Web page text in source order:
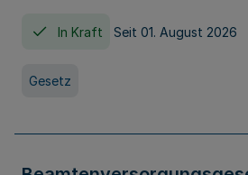
In Kraft Seit 01. August 2026
Gesetz